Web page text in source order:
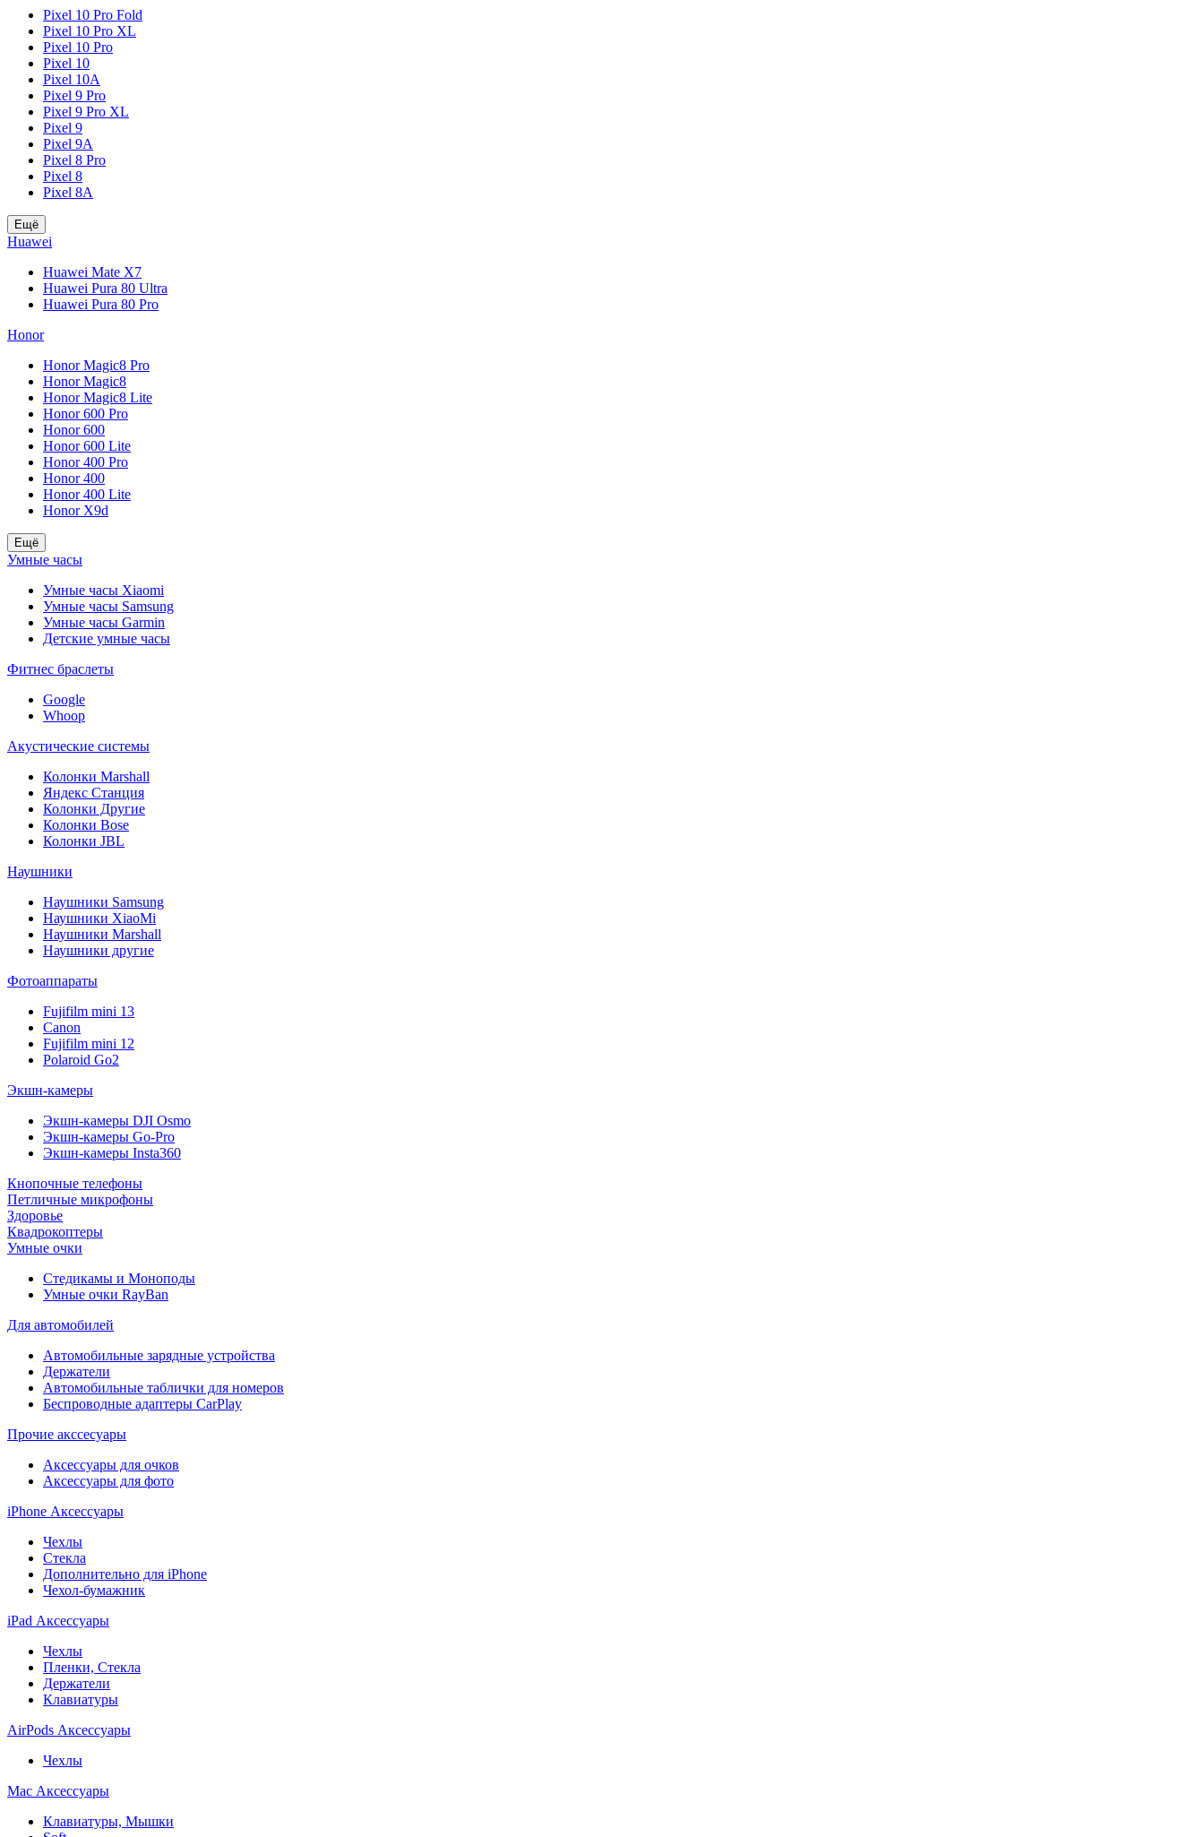
Pixel 10 Pro Fold
Pixel 10 Pro XL
Pixel 10 Pro
Pixel 10
Pixel 10A
Pixel 9 Pro
Pixel 9 Pro XL
Pixel 9
Pixel 9A
Pixel 8 Pro
Pixel 8
Pixel 8A
Ещё
Huawei
Huawei Mate X7
Huawei Pura 80 Ultra
Huawei Pura 80 Pro
Honor
Honor Magic8 Pro
Honor Magic8
Honor Magic8 Lite
Honor 600 Pro
Honor 600
Honor 600 Lite
Honor 400 Pro
Honor 400
Honor 400 Lite
Honor X9d
Ещё
Умные часы
Умные часы Xiaomi
Умные часы Samsung
Умные часы Garmin
Детские умные часы
Фитнес браслеты
Google
Whoop
Акустические системы
Колонки Marshall
Яндекс Станция
Колонки Другие
Колонки Bose
Колонки JBL
Наушники
Наушники Samsung
Наушники XiaoMi
Наушники Marshall
Наушники другие
Фотоаппараты
Fujifilm mini 13
Canon
Fujifilm mini 12
Polaroid Go2
Экшн-камеры
Экшн-камеры DJI Osmo
Экшн-камеры Go-Pro
Экшн-камеры Insta360
Кнопочные телефоны
Петличные микрофоны
Здоровье
Квадрокоптеры
Умные очки
Стедикамы и Моноподы
Умные очки RayBan
Для автомобилей
Автомобильные зарядные устройства
Держатели
Автомобильные таблички для номеров
Беспроводные адаптеры CarPlay
Прочие акссесуары
Аксессуары для очков
Аксессуары для фото
iPhone Аксессуары
Чехлы
Стекла
Дополнительно для iPhone
Чехол-бумажник
iPad Аксессуары
Чехлы
Пленки, Стекла
Держатели
Клавиатуры
AirPods Аксессуары
Чехлы
Mac Аксессуары
Клавиатуры, Мышки